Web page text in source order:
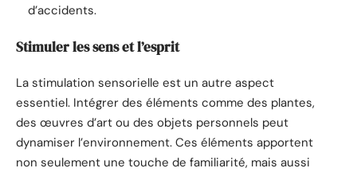
d’accidents.
Stimuler les sens et l’esprit
La stimulation sensorielle est un autre aspect
essentiel. Intégrer des éléments comme des plantes,
des œuvres d’art ou des objets personnels peut
dynamiser l’environnement. Ces éléments apportent
non seulement une touche de familiarité, mais aussi